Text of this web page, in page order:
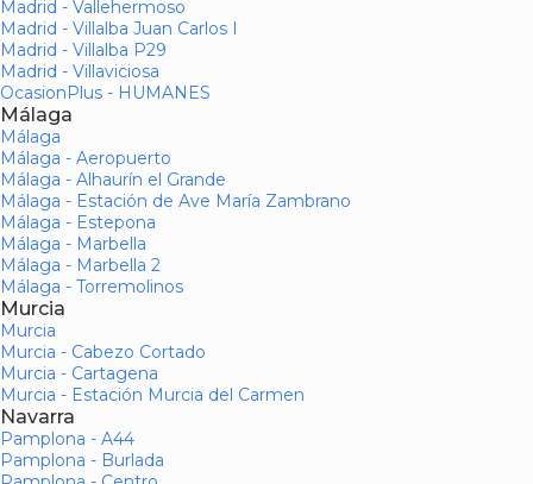
Madrid - Vallehermoso
Madrid - Villalba Juan Carlos I
Madrid - Villalba P29
Madrid - Villaviciosa
OcasionPlus - HUMANES
Málaga
Málaga
Málaga - Aeropuerto
Málaga - Alhaurín el Grande
Málaga - Estación de Ave María Zambrano
Málaga - Estepona
Málaga - Marbella
Málaga - Marbella 2
Málaga - Torremolinos
Murcia
Murcia
Murcia - Cabezo Cortado
Murcia - Cartagena
Murcia - Estación Murcia del Carmen
Navarra
Pamplona - A44
Pamplona - Burlada